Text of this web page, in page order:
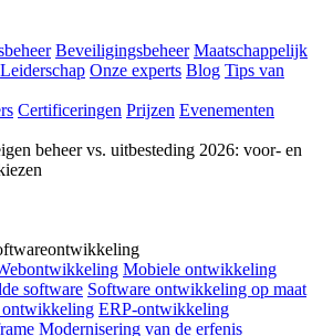
Beveiligingsbeheer Maatschappelijk
Leiderschap Onze experts Blog Tips van
Certificeringen Prijzen Evenementen
beheer vs. uitbesteding 2026: voor- en
Mobiele ontwikkeling
software Software ontwikkeling op maat
ERP-ontwikkeling
Modernisering van de erfenis